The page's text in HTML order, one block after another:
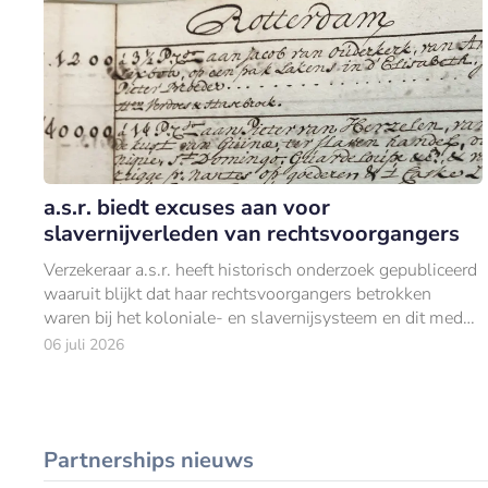
a.s.r. biedt excuses aan voor
slavernijverleden van rechtsvoorgangers
Verzekeraar a.s.r. heeft historisch onderzoek gepubliceerd
waaruit blijkt dat haar rechtsvoorgangers betrokken
waren bij het koloniale- en slavernijsysteem en dit mede
mogelijk maakten.
06 juli 2026
Partnerships nieuws